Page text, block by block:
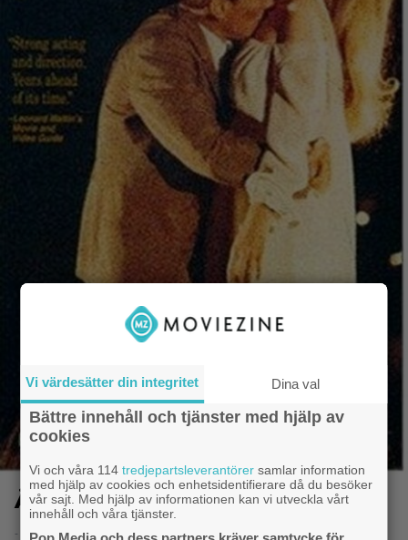
Älska aldrig en främling
- 8.6.2014 20:50
Vi värdesätter din integritet Dina val
Bättre innehåll och tjänster med hjälp av
cookies
Vi och våra 114tredjepartsleverantörer samlar information
med hjälp av cookies och enhetsidentifierare då du besöker
vår sajt. Med hjälp av informationen kan vi utveckla vårt
innehåll och våra tjänster.